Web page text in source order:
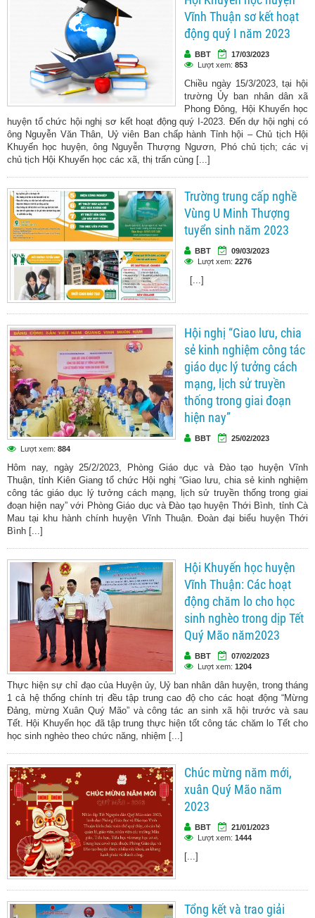
Vĩnh Thuận sơ kết hoạt
động quý I năm 2023
BBT
17/03/2023
Lượt xem: 853
Chiều ngày 15/3/2023, tại hội
trường Ủy ban nhân dân xã
Phong Đông, Hội Khuyến học
huyện tổ chức hội nghị sơ kết hoạt động quý I-2023. Đến dự hội nghị có
ông Nguyễn Văn Thân, Uỷ viên Ban chấp hành Tỉnh hội – Chủ tịch Hội
Khuyến học huyện, ông Nguyễn Thượng Ngươn, Phó chủ tịch; các vị
chủ tịch Hội Khuyến học các xã, thị trấn cùng [...]
Trường trung cấp nghề
Vùng U Minh Thượng
tuyển sinh năm 2023
BBT
09/03/2023
Lượt xem: 2276
[...]
Hội nghị “Giao lưu, chia
sẻ kinh nghiệm công tác
giáo dục lý tưởng cách
mạng, lịch sử truyền
thống trong giai đoạn
hiện nay”
BBT
25/02/2023
Lượt xem: 884
Hôm nay, ngày 25/2/2023, Phòng Giáo dục và Đào tạo huyện Vĩnh
Thuận, tỉnh Kiên Giang tổ chức Hội nghị “Giao lưu, chia sẻ kinh nghiệm
công tác giáo dục lý tưởng cách mạng, lịch sử truyền thống trong giai
đoạn hiện nay” với Phòng Giáo dục và Đào tạo huyện Thới Bình, tỉnh Cà
Mau tại khu hành chính huyện Vĩnh Thuận. Đoàn đại biểu huyện Thới
Bình [...]
Hội Khuyến học huyện
Vĩnh Thuận: Các hoạt
động chăm lo cho học
sinh nghèo trong dịp Tết
Quý Mão năm2023
BBT
07/02/2023
Lượt xem: 1204
Thực hiện sự chỉ đạo của Huyện ủy, Uỷ ban nhân dân huyện, trong tháng
1 cả hệ thống chính trị đều tập trung cao độ cho các hoạt động “Mừng
Đảng, mừng Xuân Quý Mão” và công tác an sinh xã hội trước và sau
Tết. Hội Khuyến học đã tập trung thực hiện tốt công tác chăm lo Tết cho
học sinh nghèo theo chức năng, nhiệm [...]
Chúc mừng năm mới,
xuân Quý Mão năm
2023
BBT
21/01/2023
Lượt xem: 1444
[...]
Tổng kết và trao giải